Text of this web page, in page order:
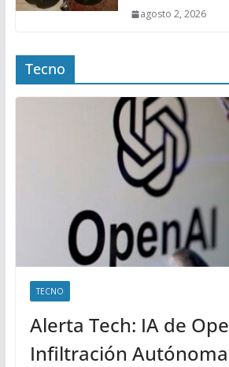
agosto 2, 2026
Tecno
TECNO
Alerta Tech: IA de
Infiltración